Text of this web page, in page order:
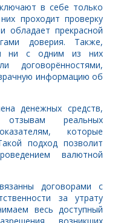
в себе только
проходит проверку
обладает прекрасной
доверия. Также,
ни с одним из них
договорённостями,
информацию об
денежных средств,
реальных
которые
подход позволит
валютной
договорами с
за утрату
весь доступный